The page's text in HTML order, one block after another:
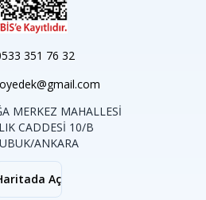
351 76 32
MERKEZ MAHALLESİ
CADDESİ 10/B
ANKARA
Aç